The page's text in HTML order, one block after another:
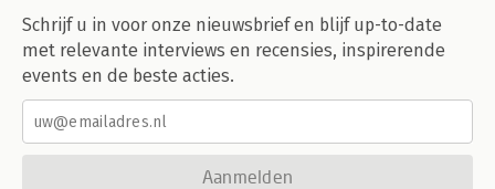
Schrijf u in voor onze nieuwsbrief en blijf up-to-date
met relevante interviews en recensies, inspirerende
events en de beste acties.
Aanmelden